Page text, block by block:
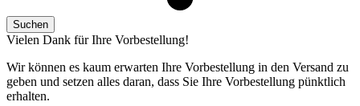
Suchen
Vielen Dank für Ihre Vorbestellung!
Wir können es kaum erwarten Ihre Vorbestellung in den Versand zu
geben und setzen alles daran, dass Sie Ihre Vorbestellung pünktlich
erhalten.